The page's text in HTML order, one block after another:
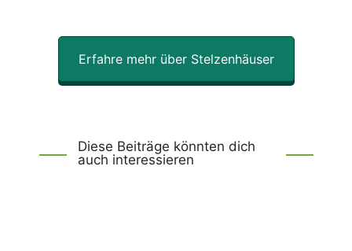
Erfahre mehr über Stelzenhäuser
Diese Beiträge könnten dich
auch interessieren